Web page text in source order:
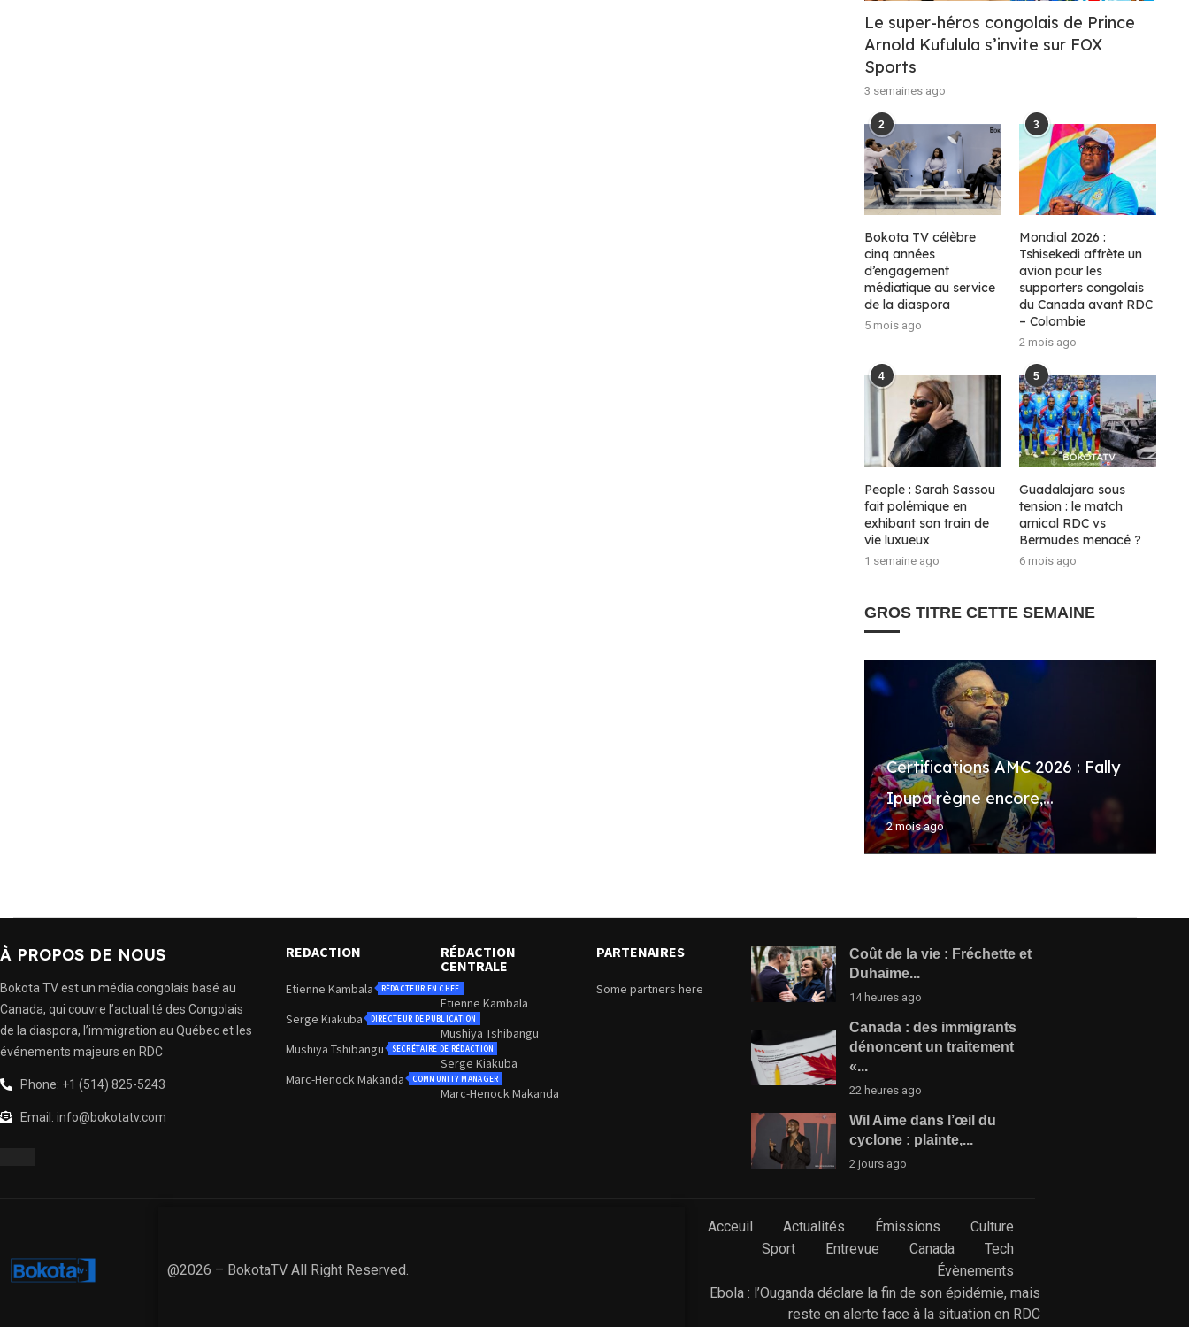
Le super-héros congolais de Prince
Arnold Kufulula s’invite sur FOX
Sports
3 semaines ago
2
Bokota TV célèbre
cinq années
d’engagement
médiatique au service
de la diaspora
5 mois ago
3
Mondial 2026 :
Tshisekedi affrète un
avion pour les
supporters congolais
du Canada avant RDC
– Colombie
2 mois ago
4
People : Sarah Sassou
fait polémique en
exhibant son train de
vie luxueux
1 semaine ago
5
Guadalajara sous
tension : le match
amical RDC vs
Bermudes menacé ?
6 mois ago
GROS TITRE CETTE SEMAINE
Certifications AMC 2026 : Fally
Ipupa règne encore,...
2 mois ago
À PROPOS DE NOUS
Bokota TV est un média congolais basé au
Canada, qui couvre l’actualité des Congolais
de la diaspora, l’immigration au Québec et les
événements majeurs en RDC
Phone: +1 (514) 825-5243
Email: info@bokotatv.com
REDACTION
Etienne Kambala RÉDACTEUR EN CHEF
Serge Kiakuba DIRECTEUR DE PUBLICATION
Mushiya Tshibangu SECRÉTAIRE DE RÉDACTION
Marc-Henock Makanda COMMUNITY MANAGER
RÉDACTION
CENTRALE
Etienne Kambala
Mushiya Tshibangu
Serge Kiakuba
Marc-Henock Makanda
PARTENAIRES
Some partners here
Coût de la vie : Fréchette et
Duhaime...
14 heures ago
Canada : des immigrants
dénoncent un traitement
«...
22 heures ago
Wil Aime dans l’œil du
cyclone : plainte,...
2 jours ago
@2026 – BokotaTV All Right Reserved.
Acceuil Actualités Émissions
Culture
Sport
Entrevue Canada
Tech
Évènements
Ebola : l’Ouganda déclare la fin de son épidémie, mais
reste en alerte face à la situation en RDC